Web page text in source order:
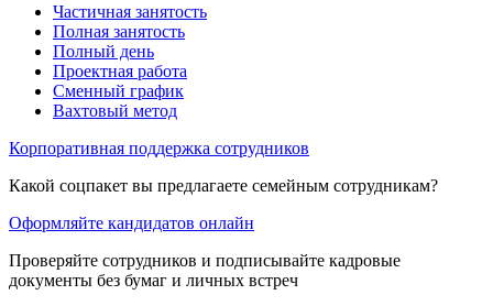
Частичная занятость
Полная занятость
Полный день
Проектная работа
Сменный график
Вахтовый метод
Корпоративная поддержка сотрудников
Какой соцпакет вы предлагаете семейным сотрудникам?
Оформляйте кандидатов онлайн
Проверяйте сотрудников и подписывайте кадровые
документы без бумаг и личных встреч